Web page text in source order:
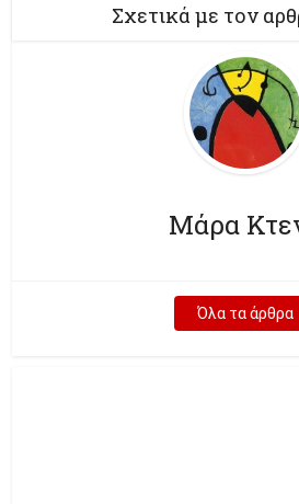
Σχετικά με τον
Μάρα
Όλα τα άρθρα